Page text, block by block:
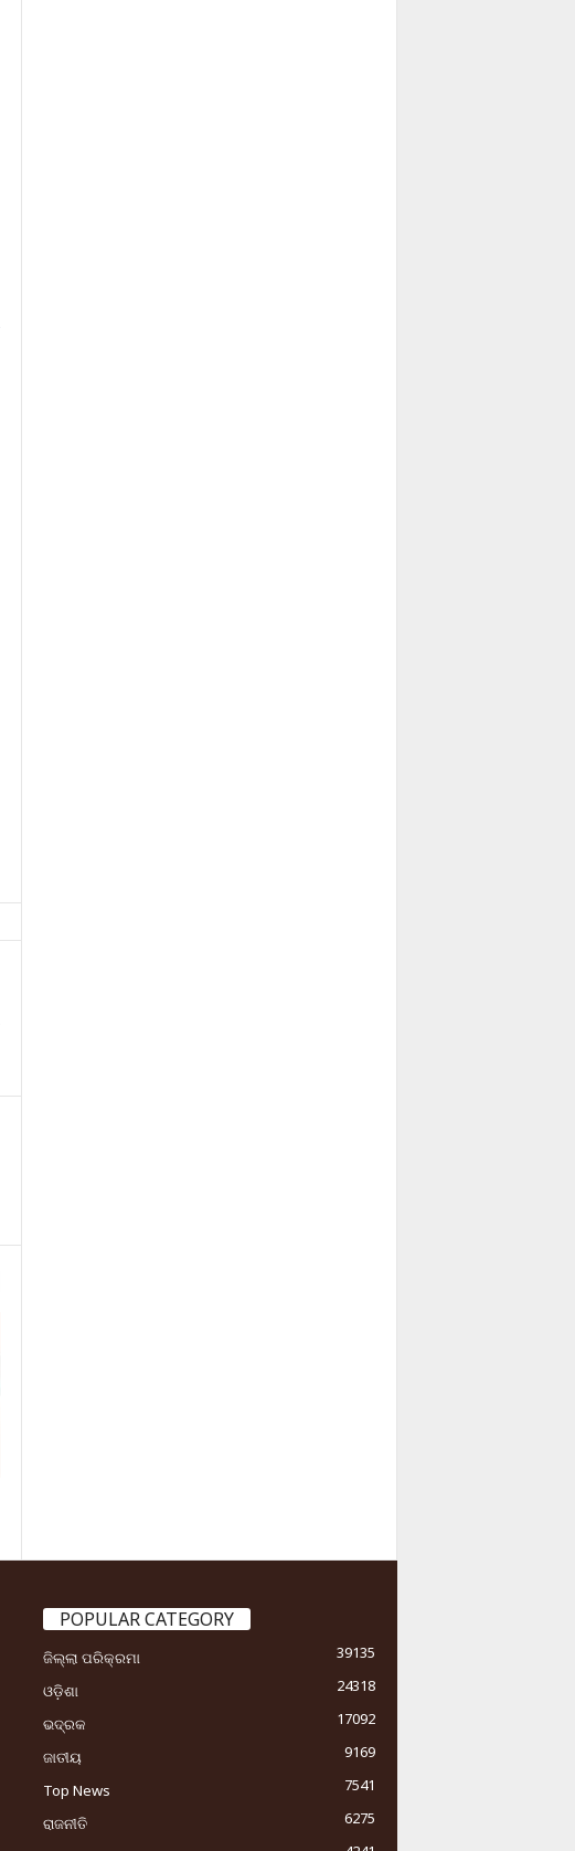
POPULAR CATEGORY
ଜିଲ୍ଲା ପରିକ୍ରମା
39135
ଓଡ଼ିଶା
24318
ଭଦ୍ରକ
17092
ଜାତୀୟ
9169
Top News
7541
ରାଜନୀତି
6275